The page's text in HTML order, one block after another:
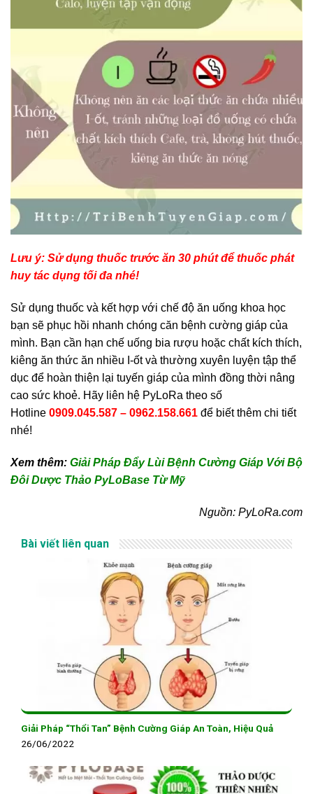
Lưu ý: Sử dụng thuốc trước ăn 30 phút để thuốc phát
huy tác dụng tối đa nhé!
Sử dụng thuốc và kết hợp với chế độ ăn uống khoa học
bạn sẽ phục hồi nhanh chóng căn bệnh cường giáp của
mình. Bạn cần hạn chế uống bia rượu hoặc chất kích thích,
kiêng ăn thức ăn nhiều I-ốt và thường xuyên luyện tập thể
dục để hoàn thiện lại tuyến giáp của mình đồng thời nâng
cao sức khoẻ. Hãy liên hệ PyLoRa theo số
Hotline 0909.045.587 – 0962.158.661 để biết thêm chi tiết
nhé!
Xem thêm: Giải Pháp Đẩy Lùi Bệnh Cường Giáp Với Bộ
Đôi Dược Thảo PyLoBase Từ Mỹ
Nguồn: PyLoRa.com
Bài viết liên quan
Giải Pháp “Thổi Tan” Bệnh Cường Giáp An Toàn, Hiệu Quả
26/06/2022